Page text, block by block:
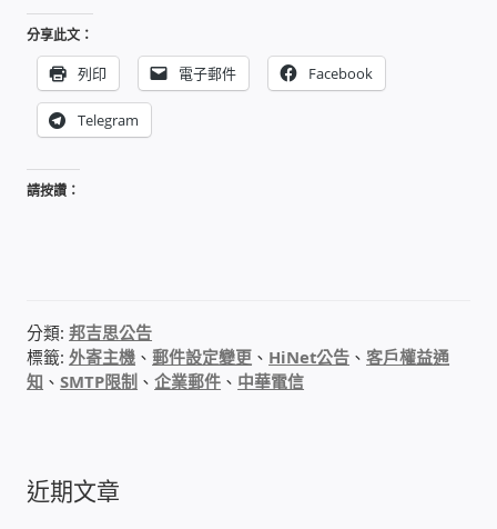
捷元電腦 NUC迷你電腦 伺服器
飛碟 不斷電 UPS / 穩壓器 AVR
遠距教學、在家辦公
電腦 工具 軟體 手冊
網路規劃架設
NAS到府安裝服務
分享此文：
列印 電子郵件 Facebook
Telegram
請按讚：
分類:邦吉思公告
標籤:外寄主機 、郵件設定變更 、 HiNet公告 、客戶權益通
知 、SMTP限制 、企業郵件 、 中華電信
近期文章